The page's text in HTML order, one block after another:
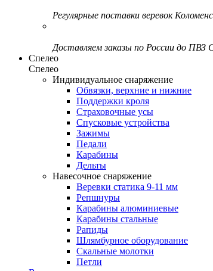
Регулярные поставки веревок
Доставляем заказы по России до
Спелео
Спелео
Индивидуальное снаряжение
Обвязки, верхние и нижние
Поддержки кроля
Страховочные усы
Спусковые устройства
Зажимы
Педали
Карабины
Дельты
Навесочное снаряжение
Веревки статика 9-11 мм
Репшнуры
Карабины алюминиевые
Карабины стальные
Рапиды
Шлямбурное оборудование
Скальные молотки
Петли